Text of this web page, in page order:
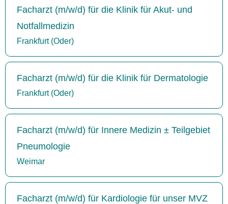
Facharzt (m/w/d) für die Klinik für Akut- und
Notfallmedizin
Frankfurt (Oder)
Facharzt (m/w/d) für die Klinik für Dermatologie
Frankfurt (Oder)
Facharzt (m/w/d) für Innere Medizin ± Teilgebiet
Pneumologie
Weimar
Facharzt (m/w/d) für Kardiologie für unser MVZ